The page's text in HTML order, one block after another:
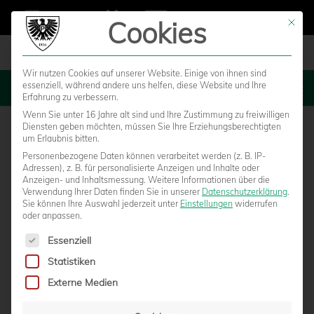
MENU
YOUNGSTARS: U19 FEIERT VORZEITIGEN
Mit
Cookies
Wir nutzen Cookies auf unserer Website. Einige von ihnen sind
essenziell, während andere uns helfen, diese Website und Ihre
Erfahrung zu verbessern.
Wenn Sie unter 16 Jahre alt sind und Ihre Zustimmung zu freiwilligen
Diensten geben möchten, müssen Sie Ihre Erziehungsberechtigten
um Erlaubnis bitten.
Personenbezogene Daten können verarbeitet werden (z. B. IP-
Adressen), z. B. für personalisierte Anzeigen und Inhalte oder
Anzeigen- und Inhaltsmessung. Weitere Informationen über die
Verwendung Ihrer Daten finden Sie in unserer Datenschutzerklärung.
Sie können Ihre Auswahl jederzeit unter Einstellungen widerrufen
oder anpassen.
Es folgt eine Liste der Service-Gruppen, für die eine
Essenziell
Statistiken
Externe Medien